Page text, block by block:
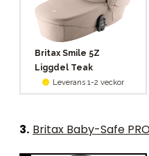
Britax Smile 5Z
Liggdel Teak
Leverans 1-2 veckor
3. Britax Baby-Safe